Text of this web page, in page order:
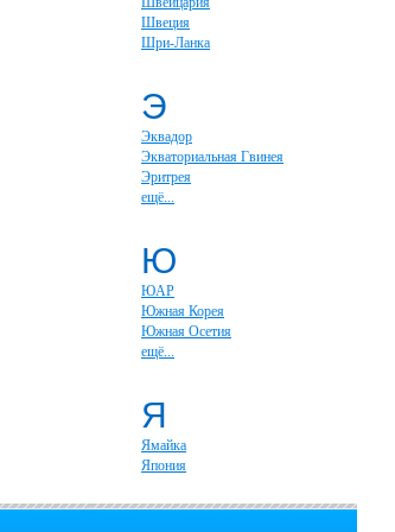
Швеция
Шри-Ланка
Э
Эквадор
Экваториальная Гвинея
Эритрея
ещё...
Ю
ЮАР
Южная Корея
Южная Осетия
ещё...
Я
Ямайка
Япония